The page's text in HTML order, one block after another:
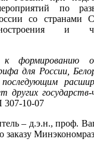
по
со странами
и
формированию
для России,
других государств-
10-07
– д.э.н., проф.